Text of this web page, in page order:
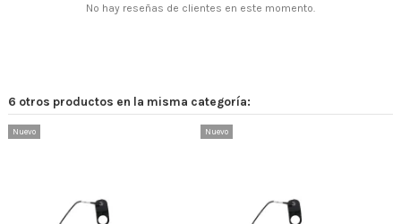
No hay reseñas de clientes en este momento.
6 otros productos en la misma categoría:
Nuevo Nuevo